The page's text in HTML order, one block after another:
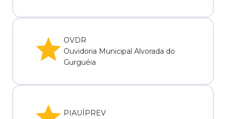
OVDR
Ouvidoria Municipal Alvorada do
Gurguéia
PIAUÍPREV